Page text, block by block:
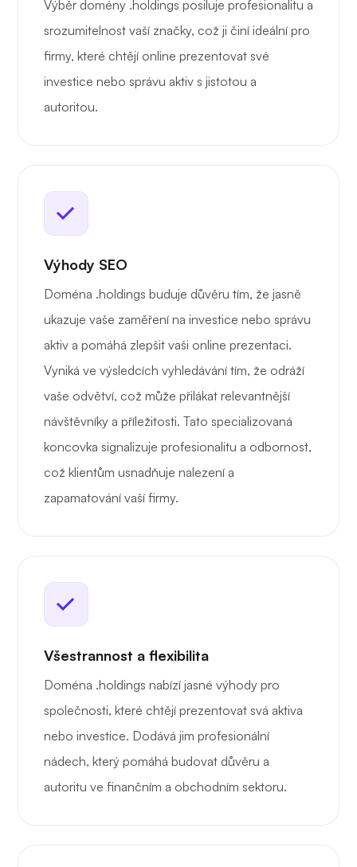
Výběr domény .holdings posiluje profesionalitu a
srozumitelnost vaší značky, což ji činí ideální pro
firmy, které chtějí online prezentovat své
investice nebo správu aktiv s jistotou a
autoritou.
Výhody SEO
Doména .holdings buduje důvěru tím, že jasně
ukazuje vaše zaměření na investice nebo správu
aktiv a pomáhá zlepšit vaši online prezentaci.
Vyniká ve výsledcích vyhledávání tím, že odráží
vaše odvětví, což může přilákat relevantnější
návštěvníky a příležitosti. Tato specializovaná
koncovka signalizuje profesionalitu a odbornost,
což klientům usnadňuje nalezení a
zapamatování vaší firmy.
Všestrannost a flexibilita
Doména .holdings nabízí jasné výhody pro
společnosti, které chtějí prezentovat svá aktiva
nebo investice. Dodává jim profesionální
nádech, který pomáhá budovat důvěru a
autoritu ve finančním a obchodním sektoru.